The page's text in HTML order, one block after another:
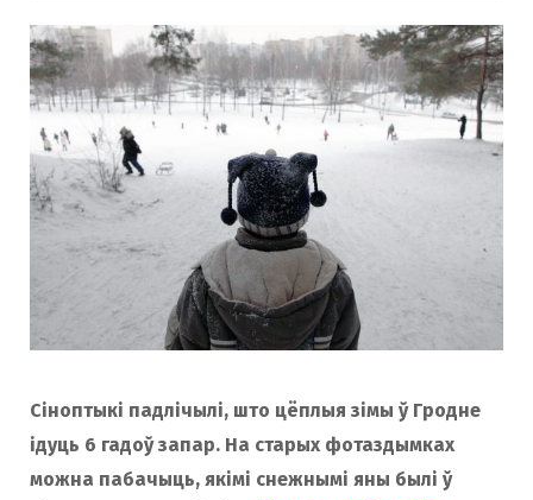
Сіноптыкі падлічылі, што цёплыя зімы ў Гродне
ідуць 6 гадоў запар. На старых фотаздымках
можна пабачыць, якімі снежнымі яны былі ў